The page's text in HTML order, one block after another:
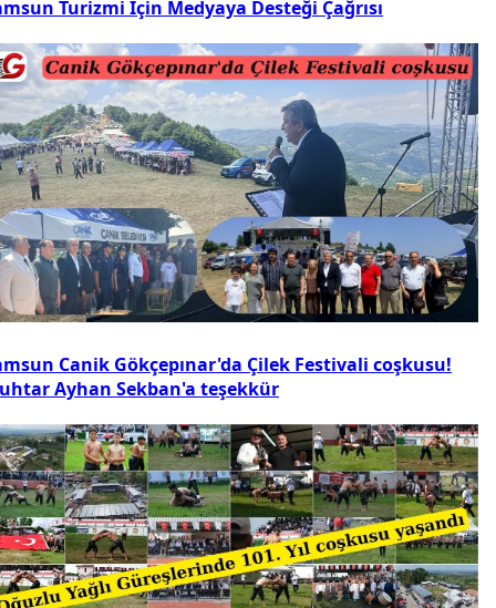
Turizmi İçin Medyaya Desteği Çağrısı
Canik Gökçepınar'da Çilek Festivali coşkusu!
Ayhan Sekban'a teşekkür